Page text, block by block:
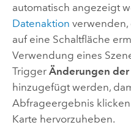
automatisch angezeigt
Datenaktion verwenden,
auf eine Schaltfläche
Verwendung eines
Trigger Änderungen der
hinzugefügt werden,
Abfrageergebnis
Karte hervorzuheben.